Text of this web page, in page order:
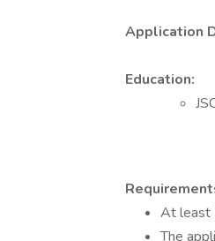
Application
Education:
At least
The